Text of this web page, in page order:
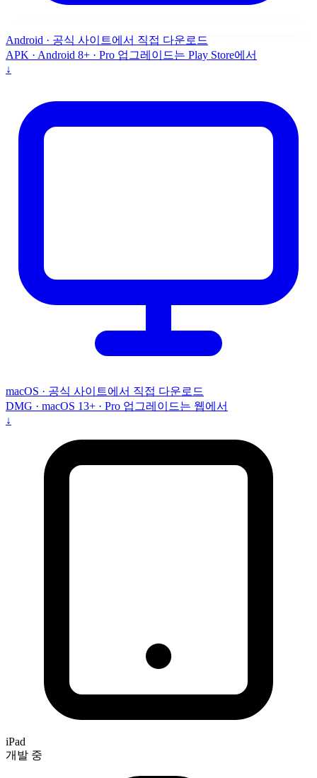
Android · 공식 사이트에서 직접 다운로드
APK · Android 8+ · Pro 업그레이드는 Play Store에서
↓
macOS · 공식 사이트에서 직접 다운로드
DMG · macOS 13+ · Pro 업그레이드는 웹에서
↓
iPad
개발 중